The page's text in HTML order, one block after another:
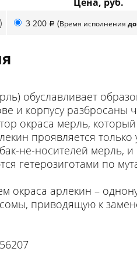
3 200 p (Время исполнения
обуславливает
и корпусу разбросаны
окраса мерль,
проявляется
не-носителей мерль,
гетерозиготами по
окраса арлекин –
приводящую к